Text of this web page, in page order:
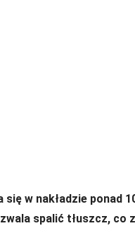
w nakładzie ponad
spalić tłuszcz, co